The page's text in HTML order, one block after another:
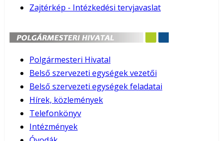
Zajtérkép - Intézkedési tervjavaslat
Polgármesteri Hivatal
Belső szervezeti egységek vezetői
Belső szervezeti egységek feladatai
Hírek, közlemények
Telefonkönyv
Intézmények